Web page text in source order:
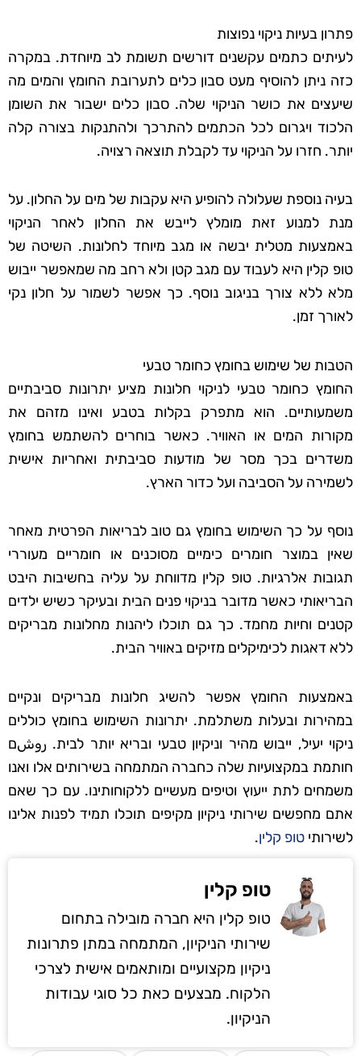
פתרון בעיות ניקוי נפוצות
לעיתים כתמים עקשנים דורשים תשומת לב מיוחדת. במקרה
כזה ניתן להוסיף מעט סבון כלים לתערובת החומץ והמים מה
שיעצים את כושר הניקוי שלה. סבון כלים ישבור את השומן
הלכוד ויגרום לכל הכתמים להתרכך ולהתנקות בצורה קלה
יותר. חזרו על הניקוי עד לקבלת תוצאה רצויה.
בעיה נוספת שעלולה להופיע היא עקבות של מים על החלון. על
מנת למנוע זאת מומלץ לייבש את החלון לאחר הניקוי
באמצעות מטלית יבשה או מגב מיוחד לחלונות. השיטה של
טופ קלין היא לעבוד עם מגב קטן ולא רחב מה שמאפשר ייבוש
מלא ללא צורך בניגוב נוסף. כך אפשר לשמור על חלון נקי
לאורך זמן.
הטבות של שימוש בחומץ כחומר טבעי
החומץ כחומר טבעי לניקוי חלונות מציע יתרונות סביבתיים
משמעותיים. הוא מתפרק בקלות בטבע ואינו מזהם את
מקורות המים או האוויר. כאשר בוחרים להשתמש בחומץ
משדרים בכך מסר של מודעות סביבתית ואחריות אישית
לשמירה על הסביבה ועל כדור הארץ.
נוסף על כך השימוש בחומץ גם טוב לבריאות הפרטית מאחר
שאין במוצר חומרים כימיים מסוכנים או חומריים מעוררי
תגובות אלרגיות. טופ קלין מדווחת על עליה בחשיבות היבט
הבריאותי כאשר מדובר בניקוי פנים הבית ובעיקר כשיש ילדים
קטנים וחיות מחמד. כך גם תוכלו ליהנות מחלונות מבריקים
ללא דאגות לכימיקלים מזיקים באוויר הבית.
באמצעות החומץ אפשר להשיג חלונות מבריקים ונקיים
במהירות ובעלות משתלמת. יתרונות השימוש בחומץ כוללים
ניקוי יעיל, ייבוש מהיר וניקיון טבעי ובריא יותר לבית. روشם
חותמת במקצועיות שלה כחברה המתמחה בשירותים אלו ואנו
משמחים לתת ייעוץ וטיפים מעשיים ללקוחותינו. עם כך שאם
אתם מחפשים שירותי ניקיון מקיפים תוכלו תמיד לפנות אלינו
לשירותי טופ קלין.
טופ קלין
טופ קלין היא חברה מובילה בתחום
שירותי הניקיון, המתמחה במתן פתרונות
ניקיון מקצועיים ומותאמים אישית לצרכי
הלקוח. מבצעים כאת כל סוגי עבודות
הניקיון.